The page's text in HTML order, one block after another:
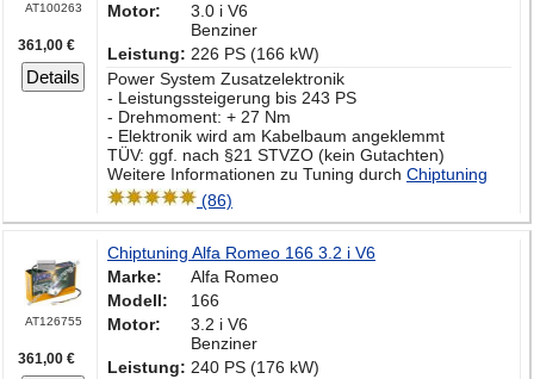
AT100263
361,00 €
Details
Motor:
3.0 i V6
Benziner
Leistung: 226 PS (166 kW)
Power System Zusatzelektronik
- Leistungssteigerung bis 243 PS
- Drehmoment: + 27 Nm
- Elektronik wird am Kabelbaum angeklemmt
TÜV: ggf. nach §21 STVZO (kein Gutachten)
Weitere Informationen zu Tuning durch Chiptuning
(86)
AT126755
361,00 €
Chiptuning Alfa Romeo 166 3.2 i V6
Marke:
Alfa Romeo
Modell:
166
Motor:
3.2 i V6
Benziner
Leistung: 240 PS (176 kW)